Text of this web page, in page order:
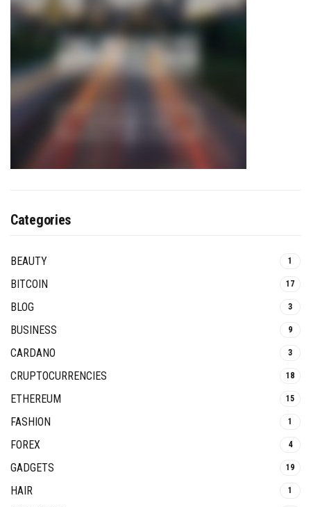
Categories
BEAUTY 1
BITCOIN 17
BLOG 3
BUSINESS 9
CARDANO 3
CRUPTOCURRENCIES 18
ETHEREUM 15
FASHION 1
FOREX 4
GADGETS 19
HAIR 1